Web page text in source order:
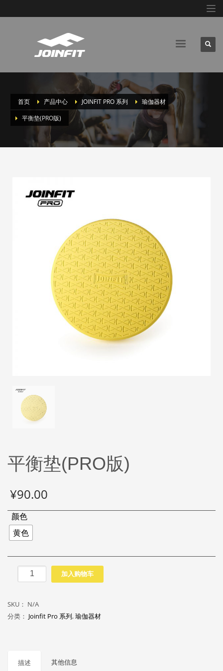
首页 产品中心 JOINFIT PRO 系列
瑜伽器材
平衡垫(PRO版)
平衡垫(PRO版)
¥90.00
颜色
黄色
衡
(PRO
版)
加入购物车
SKU： N/A
分类： Joinfit Pro 系列,瑜伽器材
描述 其他信息